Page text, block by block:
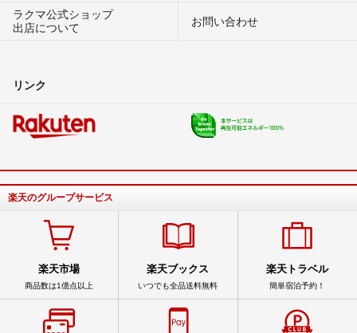
ラクマ公式ショップ
出店について
お問い合わせ
リンク
楽天のグループサービス
楽天市場
商品数は1億点以上
楽天ブックス
いつでも全品送料無料
楽天トラベル
簡単宿泊予約！